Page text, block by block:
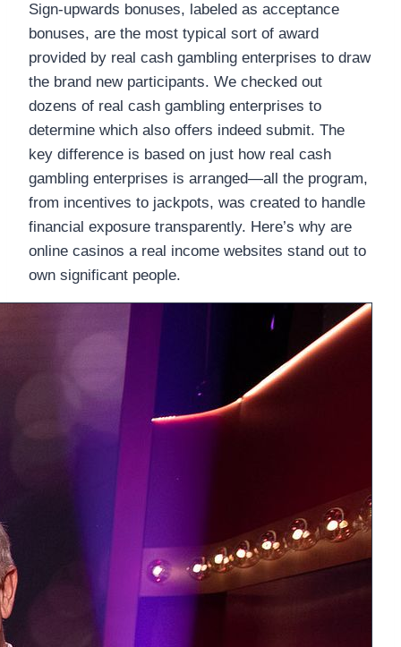
Sign-upwards bonuses, labeled as acceptance
bonuses, are the most typical sort of award
provided by real cash gambling enterprises to draw
the brand new participants. We checked out
dozens of real cash gambling enterprises to
determine which also offers indeed submit. The
key difference is based on just how real cash
gambling enterprises is arranged—all the program,
from incentives to jackpots, was created to handle
financial exposure transparently. Here’s why are
online casinos a real income websites stand out to
own significant people.